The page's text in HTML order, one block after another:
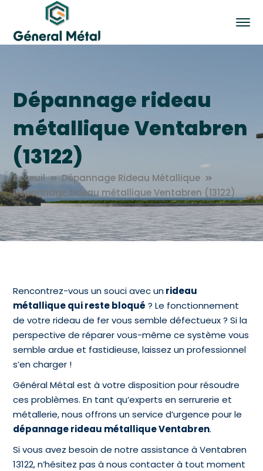
Dépannage rideau
métallique Ventabren
(13122)
Acceuil
Dépannage Rideau Métallique
Dépannage rideau métallique Ventabren (13122)
Rencontrez-vous un souci avec unrideau
métallique qui reste bloqué ? Le fonctionnement
de votre rideau de fer vous semble défectueux ? Si la
perspective de réparer vous-même ce système vous
semble ardue et fastidieuse, laissez un professionnel
s’en charger !
Général Métal est à votre disposition pour résoudre
ces problèmes. En tant qu’experts en serrurerie et
métallerie, nous offrons un service d’urgence pour le
dépannage rideau métallique Ventabren.
Si vous avez besoin de notre assistance à Ventabren
13122, n’hésitez pas à nous contacter à tout moment